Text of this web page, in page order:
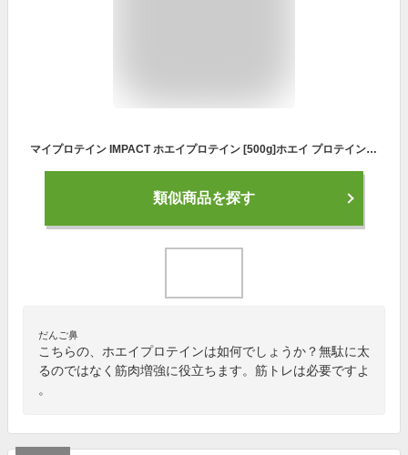
マイプロテイン IMPACT ホエイプロテイン [500g]ホエイ プロテイン パウダー 粉末 たんぱく質 タンパク質 ダイエットサプリ ダイエットサプリメント ダイエット飲料 ダイエットドリンク スポーツ サプリ サプリメント スポーツサプリメント 筋肉 筋力 お試し
類似商品を探す
だんご鼻
こちらの、ホエイプロテインは如何でしょうか？無駄に太
るのではなく筋肉増強に役立ちます。筋トレは必要ですよ
。